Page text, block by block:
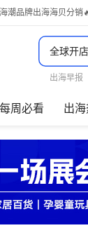
海潮品牌出海海贝分销
出海早报
每周必看 出